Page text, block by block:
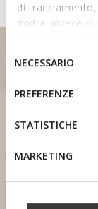
di tracciamento,
godrai invece
base dei tuoi
altri strumenti
informazioni o
tue
consenso
NECESSARIO
PREFERENZE
STATISTICHE
MARKETING